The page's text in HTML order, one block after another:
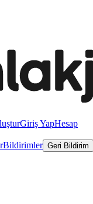
Giriş YapHesap
Bildirimler Geri Bildirim